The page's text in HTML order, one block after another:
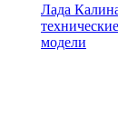
Лада
модели